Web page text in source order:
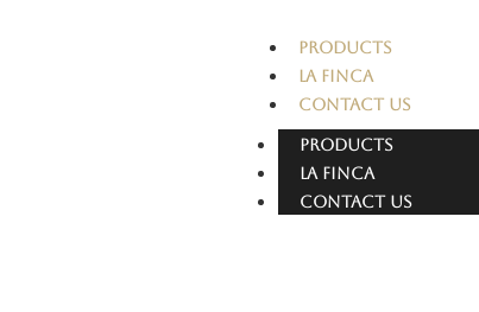
PRODUCTS
LA FINCA
CONTACT US
PRODUCTS
LA FINCA
CONTACT US